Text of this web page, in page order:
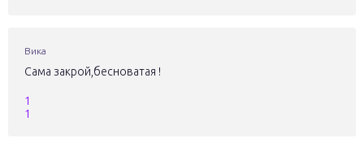
Вика
Сама закрой,бесноватая !
1
1